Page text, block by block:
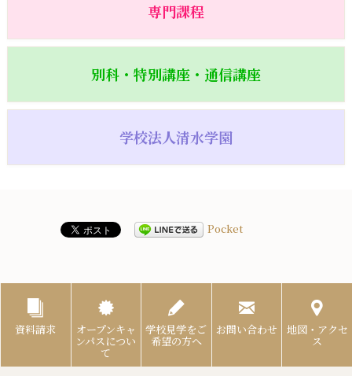
専門課程
別科・特別講座・通信講座
学校法人清水学園
Pocket
資料請求 オープンキャ
ンパスについ
て
学校見学をご
希望の方へ
お問い合わせ 地図・アクセ
ス